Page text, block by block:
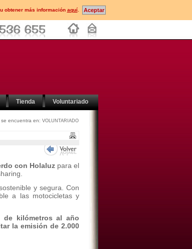
obtener más información aquí.
Tienda Voluntariado
se encuentra en: VOLUNTARIADO
con Holaluz para el
y segura. Con
a las motocicletas y
de kilómetros al año
la emisión de 2.000